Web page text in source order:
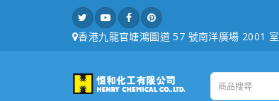
香港九龍官塘鴻圖道 57 號南洋廣場 2001 室